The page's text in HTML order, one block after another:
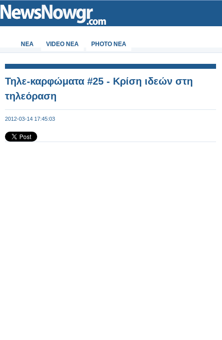
ΝΕΑ VIDEO NEA PHOTO NEA
Τηλε-καρφώματα #25 - Κρίση ιδεών στη
τηλεόραση
2012-03-14 17:45:03